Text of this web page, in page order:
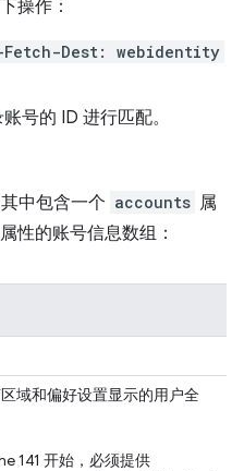
操作：
Fetch-Dest: webidentity
号的 ID 进行匹配。
中包含一个 accounts 属
性的账号信息数组：
域和偏好设置显示的用户全
141 开始，必须提供